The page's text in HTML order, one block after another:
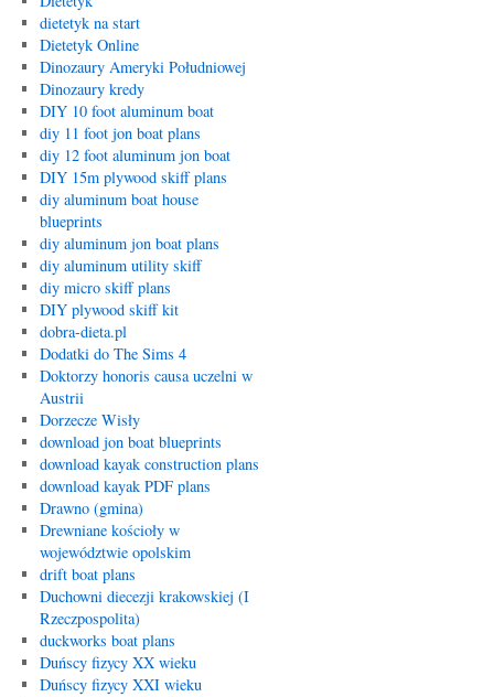
dietetyk na start
Dietetyk Online
Dinozaury Ameryki Południowej
Dinozaury kredy
DIY 10 foot aluminum boat
diy 11 foot jon boat plans
diy 12 foot aluminum jon boat
DIY 15m plywood skiff plans
diy aluminum boat house
blueprints
diy aluminum jon boat plans
diy aluminum utility skiff
diy micro skiff plans
DIY plywood skiff kit
dobra-dieta.pl
Dodatki do The Sims 4
Doktorzy honoris causa uczelni w
Austrii
Dorzecze Wisły
download jon boat blueprints
download kayak construction plans
download kayak PDF plans
Drawno (gmina)
Drewniane kościoły w
województwie opolskim
drift boat plans
Duchowni diecezji krakowskiej (I
Rzeczpospolita)
duckworks boat plans
Duńscy fizycy XX wieku
Duńscy fizycy XXI wieku